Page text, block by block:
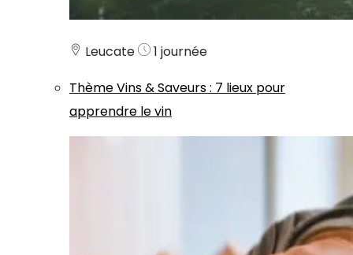
Leucate
1 journée
ThèmeVins & Saveurs: 7 lieux pour
apprendre le vin